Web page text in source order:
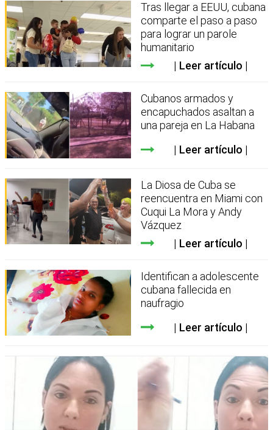
Tras llegar a EEUU, cubana
comparte el paso a paso
para lograr un parole
humanitario
Leer artículo
Cubanos armados y
encapuchados asaltan a
una pareja en La Habana
Leer artículo
La Diosa de Cuba se
reencuentra en Miami con
Cuqui La Mora y Andy
Vázquez
Leer artículo
Identifican a adolescente
cubana fallecida en
naufragio
Leer artículo